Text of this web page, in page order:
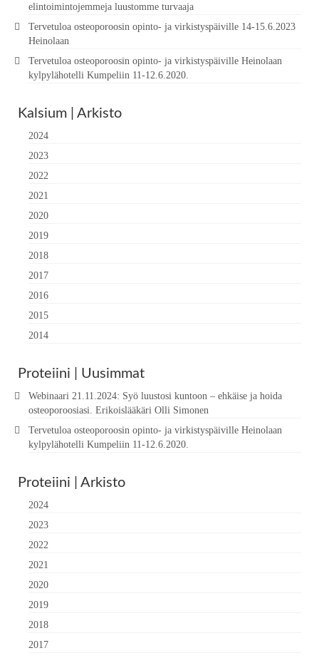
elintoimintojemmeja luustomme turvaaja
Tervetuloa osteoporoosin opinto- ja virkistyspäiville 14-15.6.2023
Heinolaan
Tervetuloa osteoporoosin opinto- ja virkistyspäiville Heinolaan
kylpylähotelli Kumpeliin 11-12.6.2020.
Kalsium | Arkisto
2024
2023
2022
2021
2020
2019
2018
2017
2016
2015
2014
Proteiini | Uusimmat
Webinaari 21.11.2024: Syö luustosi kuntoon – ehkäise ja hoida
osteoporoosiasi. Erikoislääkäri Olli Simonen
Tervetuloa osteoporoosin opinto- ja virkistyspäiville Heinolaan
kylpylähotelli Kumpeliin 11-12.6.2020.
Proteiini | Arkisto
2024
2023
2022
2021
2020
2019
2018
2017